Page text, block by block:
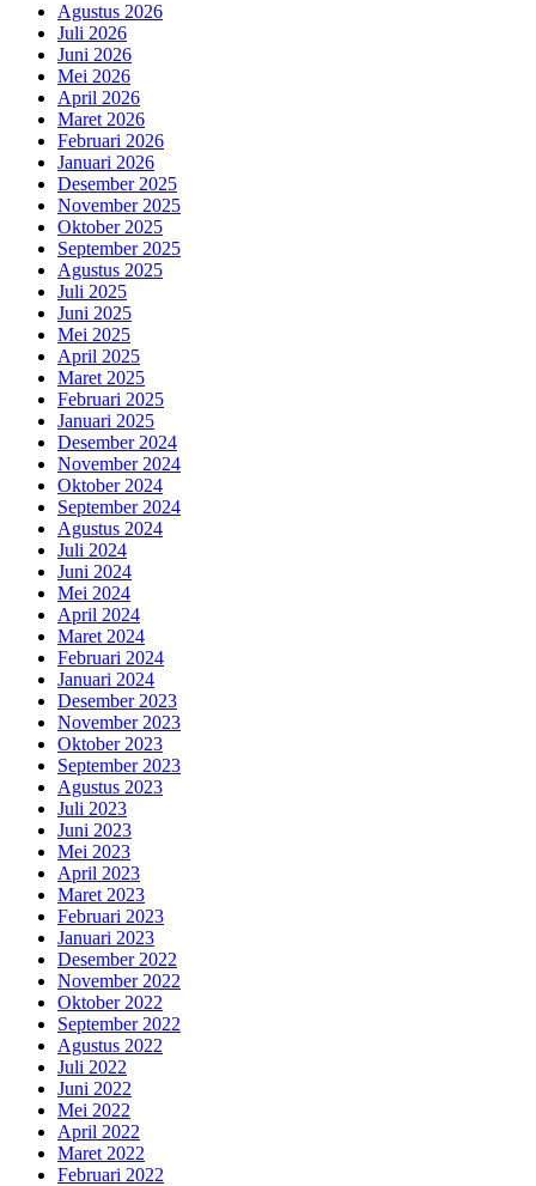
Agustus 2026
Juli 2026
Juni 2026
Mei 2026
April 2026
Maret 2026
Februari 2026
Januari 2026
Desember 2025
November 2025
Oktober 2025
September 2025
Agustus 2025
Juli 2025
Juni 2025
Mei 2025
April 2025
Maret 2025
Februari 2025
Januari 2025
Desember 2024
November 2024
Oktober 2024
September 2024
Agustus 2024
Juli 2024
Juni 2024
Mei 2024
April 2024
Maret 2024
Februari 2024
Januari 2024
Desember 2023
November 2023
Oktober 2023
September 2023
Agustus 2023
Juli 2023
Juni 2023
Mei 2023
April 2023
Maret 2023
Februari 2023
Januari 2023
Desember 2022
November 2022
Oktober 2022
September 2022
Agustus 2022
Juli 2022
Juni 2022
Mei 2022
April 2022
Maret 2022
Februari 2022